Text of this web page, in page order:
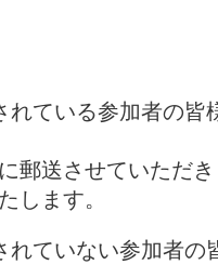
れている参加者の皆
郵送させていただ
します。
れていない参加者の